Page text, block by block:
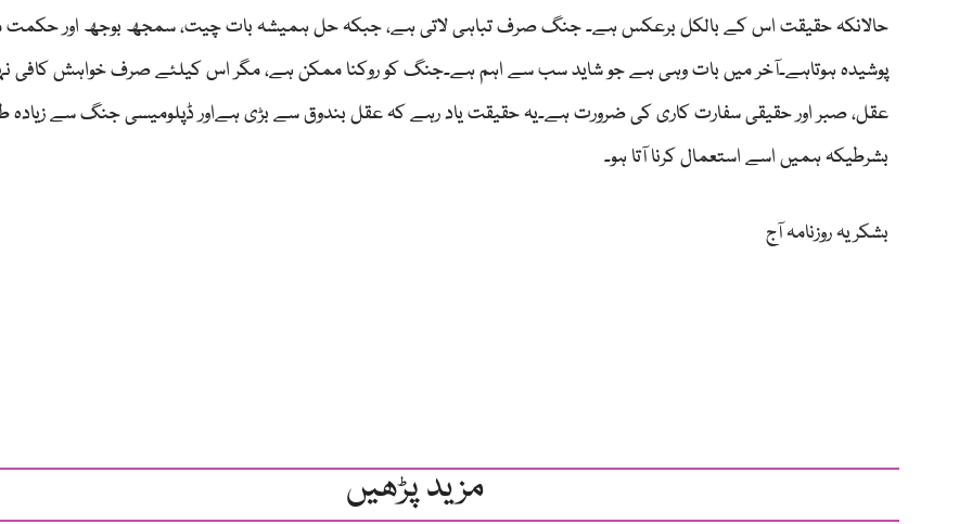
حالانکہ حقیقت اس کے بالکل برعکس ہے۔ جنگ صرف تباہی لاتی ہے، جبکہ حل ہمیشہ بات چیت، سمجھ بوجھ اور حکمت
پوشیدہ ہوتاہے۔آخر میں بات وہی ہے جو شاید سب سے اہم ہے۔جنگ کو روکنا ممکن ہے، مگر اس کیلئے صرف خواہش کافی
عقل، صبر اور حقیقی سفارت کاری کی ضرورت ہے۔یہ حقیقت یاد رہے کہ عقل بندوق سے بڑی ہےاور ڈپلومیسی جنگ سے زیادہ
بشرطیکہ ہمیں اسے استعمال کرنا آتا ہو۔
بشکریہ روزنامہ آج
مزید پڑھیں